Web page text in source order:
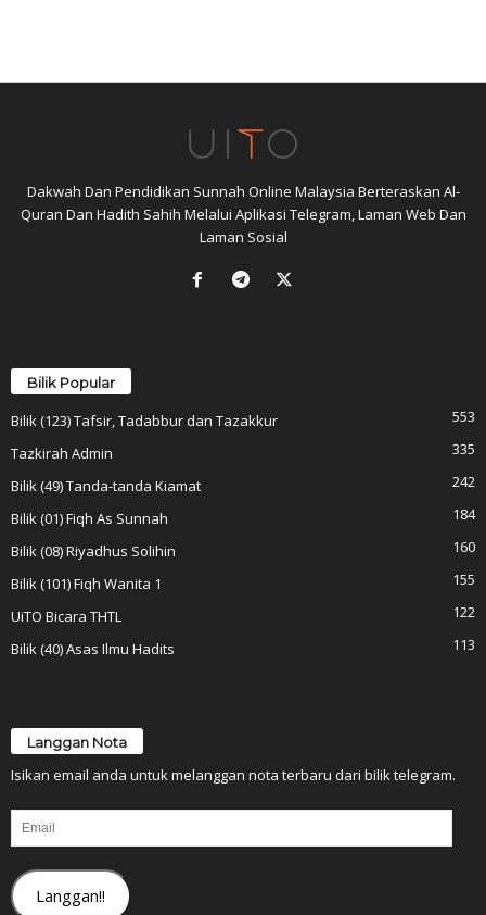
Dakwah Dan Pendidikan Sunnah Online Malaysia Berteraskan Al-
Quran Dan Hadith Sahih Melalui Aplikasi Telegram, Laman Web Dan
Laman Sosial
Bilik Popular
Bilik (123) Tafsir, Tadabbur dan Tazakkur
553
Tazkirah Admin
335
Bilik (49) Tanda-tanda Kiamat
242
Bilik (01) Fiqh As Sunnah
184
Bilik (08) Riyadhus Solihin
160
Bilik (101) Fiqh Wanita 1
155
UiTO Bicara THTL
122
Bilik (40) Asas Ilmu Hadits
113
Langgan Nota
Isikan email anda untuk melanggan nota terbaru dari bilik telegram.
Email
Langgan!!